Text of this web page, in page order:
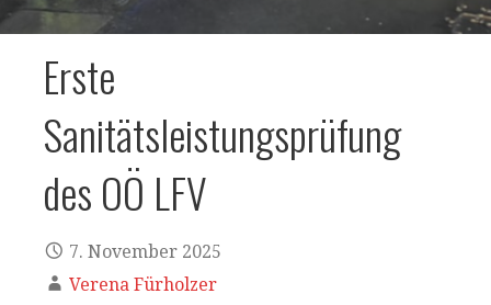
Erste
Sanitätsleistungsprüfung
des OÖ LFV
7. November 2025
Verena Fürholzer